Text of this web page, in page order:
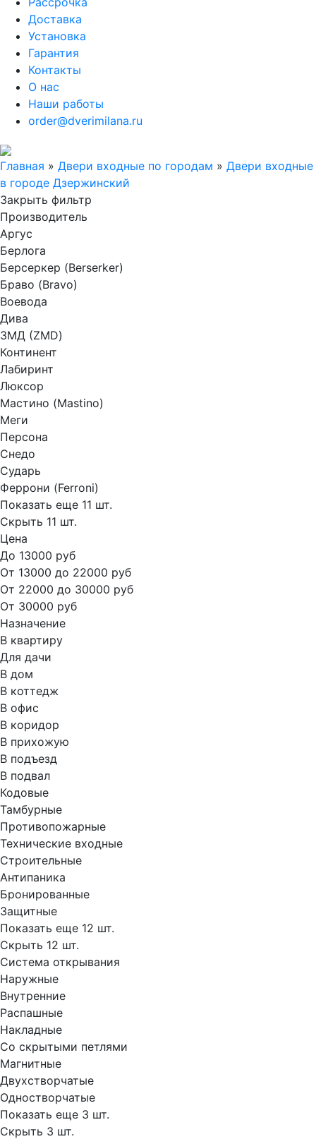
Доставка
Установка
Гарантия
Контакты
О нас
Наши работы
order@dverimilana.ru
Главная » Двери входные по городам » Двери входные
в городе Дзержинский
Закрыть фильтр
Производитель
Аргус
Берлога
Берсеркер (Berserker)
Браво (Bravo)
Воевода
Дива
ЗМД (ZMD)
Континент
Лабиринт
Люксор
Мастино (Mastino)
Меги
Персона
Снедо
Сударь
Феррони (Ferroni)
Показать еще 11 шт.
Скрыть 11 шт.
Цена
До 13000 руб
От 13000 до 22000 руб
От 22000 до 30000 руб
От 30000 руб
Назначение
В квартиру
Для дачи
В дом
В коттедж
В офис
В коридор
В прихожую
В подъезд
В подвал
Кодовые
Тамбурные
Противопожарные
Технические входные
Строительные
Антипаника
Бронированные
Защитные
Показать еще 12 шт.
Скрыть 12 шт.
Система открывания
Наружные
Внутренние
Распашные
Накладные
Со скрытыми петлями
Магнитные
Двухстворчатые
Одностворчатые
Показать еще 3 шт.
Скрыть 3 шт.